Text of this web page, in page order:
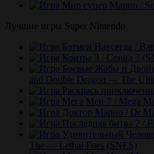
Лучшие игры Super Nintendo
and Double Dragon — The
The — Lethal Foes (SNES)